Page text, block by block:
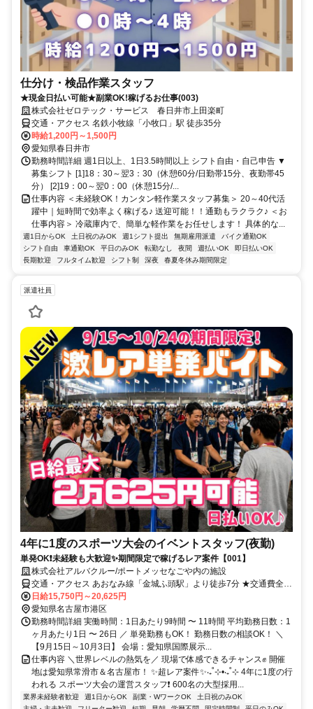
仕分け・検品作業スタッフ
★現金日払い可能★副業OK!稼げるお仕事(003)
株式会社ゼロテック・サービス 春日井市上田楽町
交通・アクセス 名鉄小牧線「小牧口」駅 徒歩35分
時給1,200円～1,500円
愛知県春日井市
勤務時間詳細 週1日以上、1日3.5時間以上 シフト自由・自己申告 ▼
募集シフト [1]18：30～翌3：30（休憩60分/日勤帯15分、夜勤帯45
分） [2]19：00～翌0：00（休憩15分/...
仕事内容 ＜未経験OK！カンタン軽作業スタッフ募集＞ 20～40代活
躍中｜短時間で効率よく稼げる♪ 送迎可能！！通勤もラクラク♪ ＜お
仕事内容＞ 冷蔵庫内で、簡単な軽作業をお任せします！ 具体的な...
週1日からOK 土日祝のみOK 週1シフト提出 無期雇用派遣
バイク通勤OK
シフト自由
車通勤OK 平日のみOK 転勤なし 夜間 週払いOK
即日払いOK
長期歓迎
フルタイム歓迎 シフト制 深夜 春夏冬休み期間限定
派遣社員
4年に1度のスポーツ大会のイベントスタッフ(夜勤)
単発OK❗未経験も大歓迎✨期間限定で稼げるレア案件【001】
株式会社アルバクルー/ポートメッセなごや内の施設
交通・アクセス あおなみ線「金城ふ頭駅」より徒歩7分 ★交通費全額
支給
日給15,750円～20,625円
愛知県名古屋市港区
勤務時間詳細 実働時間：1日あたり9時間 〜 11時間 平均勤務日数：1
ヶ月あたり1日 〜 26日 ／ 単発勤務もOK！ 勤務日数の相談OK！ ＼
【9月15日～10月3日】 会場：愛知県国際展示...
仕事内容 ＼世界レベルの熱気を／ 現場で体感できるチャンス✊ 開催
地は愛知県常滑市＆名古屋市！ ✨超レア案件✨‧₊˚⊹•‧₊˚⊹ 4年に1度の行
われる スポーツ大会の運営スタッフ❗ 600名の大型採用...
業界未経験者歓迎 週1日からOK 副業・WワークOK
土日祝のみOK